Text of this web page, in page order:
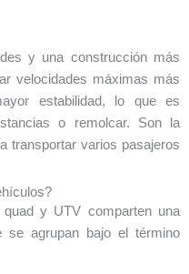
y una construcción más
velocidades máximas más
estabilidad, lo que es
o remolcar. Son la
transportar varios pasajeros
y UTV comparten una
se agrupan bajo el término